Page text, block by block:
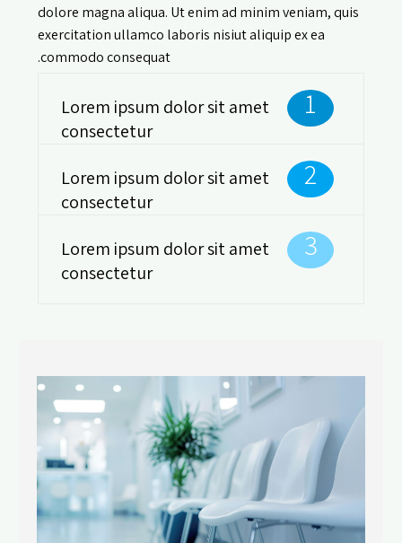
dolore magna aliqua. Ut enim ad minim veniam, quis
exercitation ullamco laboris nisiut aliquip ex ea
commodo consequat.
1
Lorem ipsum dolor sit amet
consectetur
2
Lorem ipsum dolor sit amet
consectetur
3
Lorem ipsum dolor sit amet
consectetur